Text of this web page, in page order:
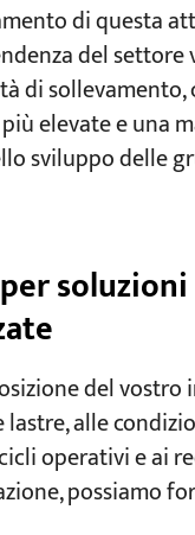
di questa
del settore
di sollevamento,
elevate e una
sviluppo delle
soluzioni
del vostro
alle
operativi e ai
possiamo